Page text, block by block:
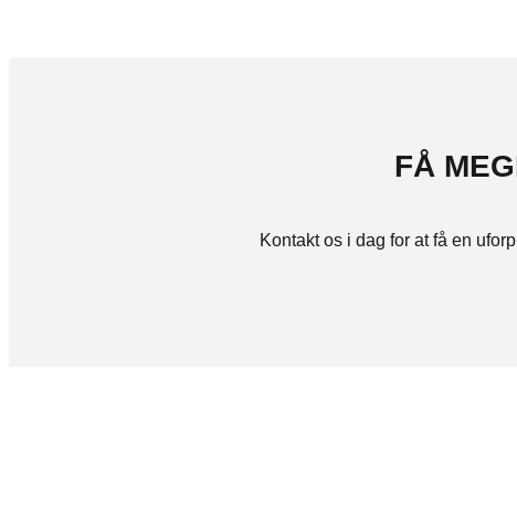
FÅ
Kontakt os i dag for at få en